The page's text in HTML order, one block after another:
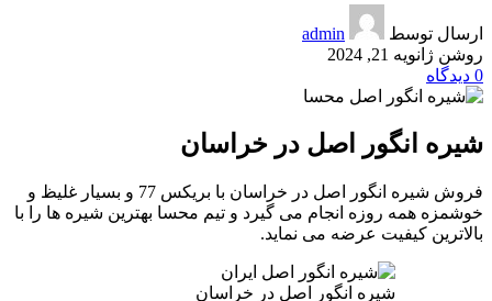
ارسال توسط
admin
روشن ژانویه 21, 2024
0 دیدگاه
شیره انگور اصل در خراسان
فروش شیره انگور اصل در خراسان با بریکس 77 و بسیار غلیظ و
خوشمزه همه روزه انجام می گیرد و تیم محسا بهترین شیره ها را با
بالاترین کیفیت عرضه می نماید.
شیره انگور اصل در خراسان